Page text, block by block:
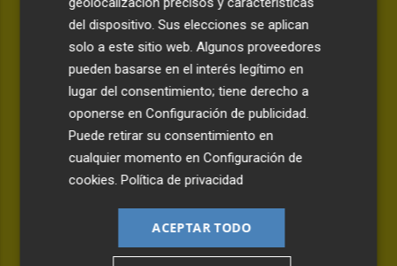
TROFEU TARONJA | VALENCIA CF - NEWCASTLE
El Valencia CF regresa a Mestalla
para afrontar el Trofeu Taronja
ante el Newcastle
SERGIO BOTELLA
del dispositivo. Sus elecciones se aplican
solo a este sitio web. Algunos proveedores
pueden basarse en el interés legítimo en
lugar del consentimiento; tiene derecho a
oponerse enConfiguración de publicidad.
Puede retirar su consentimiento en
cualquier momento enConfiguración de
cookies.Política de privacidad
ACEPTAR TODO